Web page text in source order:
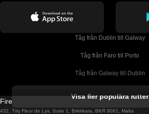
Tåg från Dublin till Galway
Tåg från Faro till Porto
Tåg från Galway till Dublin
Tåg från Porto till Faro
Visa fler populära rutter
Firebird GT Limited (OC 1451)
432, Triq Fleur de Lys, Suite 1, Birkirkara, BKR 9061, Malta